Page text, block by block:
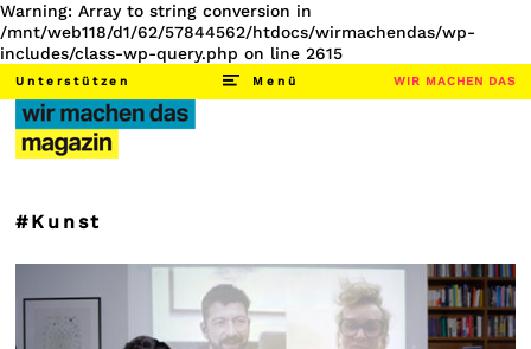
Warning: Array to string conversion in
/mnt/web118/d1/62/57844562/htdocs/wirmachendas/wp-
includes/class-wp-query.php on line 2615
Unterstützen Menü WIR MACHEN DAS
#Kunst